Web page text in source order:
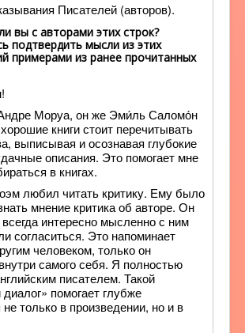
Писателей (авторов).
вы с авторами этих строк?
подтвердить мысли из этих
примерами из ранее прочитанных
Моруа, он же Эми́ль Саломо́н
книги стоит перечитывать
выписывая и осознавая глубокие
описания. Это помогает мне
в книгах.
любил читать критику. Ему было
мнение критика об авторе. Он
всегда интересно мысленно с ним
согласиться. Это напоминает
человеком, только он
самого себя. Я полностью
писателем. Такой
диалог» помогает глубже
не только в произведении, но и в